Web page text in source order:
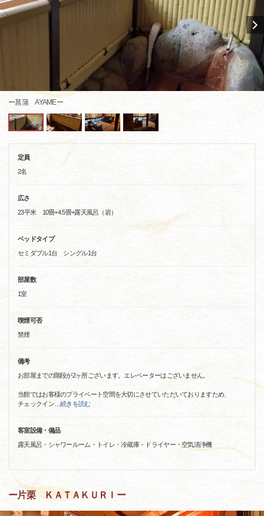
ー菖蒲 AYAMEー
定員
2名
広さ
23平米 10畳+4.5畳+露天風呂（岩）
ベッドタイプ
セミダブル1台 シングル1台
部屋数
1室
喫煙可否
禁煙
備考
お部屋までの階段が2ヶ所ございます。エレベーターはございません。
当館ではお客様のプライベート空間を大切にさせていただいておりますため、
チェックイン…続きを読む
客室設備・備品
露天風呂・シャワールーム・トイレ・冷蔵庫・ドライヤー・空気清浄機
ー片栗 ＫＡＴＡＫＵＲＩー